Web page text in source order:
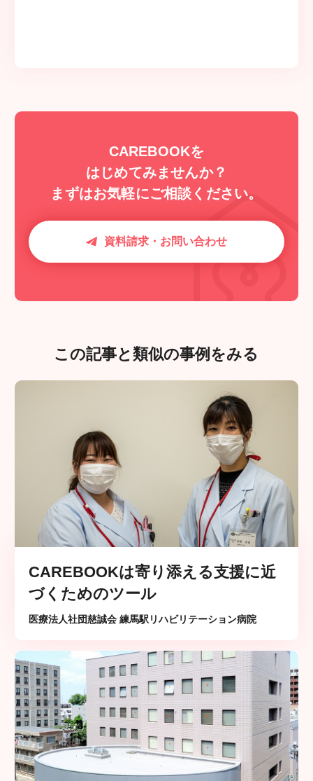
CAREBOOKを
はじめてみませんか？
まずはお気軽にご相談ください。
資料請求・お問い合わせ
この記事と類似の事例をみる
CAREBOOKは寄り添える支援に近
づくためのツール
医療法人社団慈誠会 練馬駅リハビリテーション病院